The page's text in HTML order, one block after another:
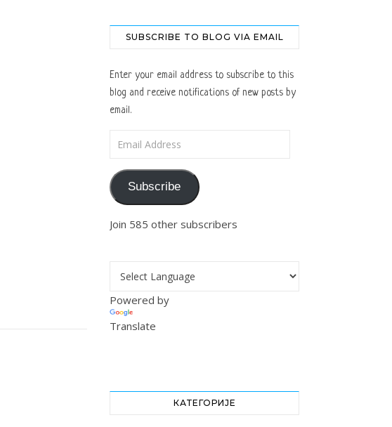
SUBSCRIBE TO BLOG VIA EMAIL
Enter your email address to subscribe to this
blog and receive notifications of new posts by
email.
Subscribe
Join 585 other subscribers
Powered by
Translate
КАТЕГОРИЈЕ